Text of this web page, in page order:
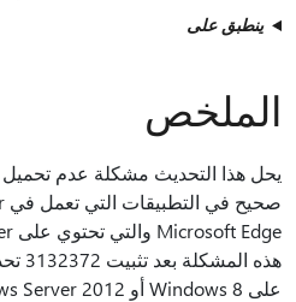
ينطبق على
الملخص